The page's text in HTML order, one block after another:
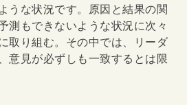
うな状況です。原因と結果の関
測もできないような状況に次々
取り組む。その中では、リーダ
意見が必ずしも一致するとは限